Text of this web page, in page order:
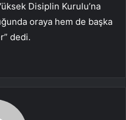
Disiplin Kurulu’na
oraya hem de başka
dedi.